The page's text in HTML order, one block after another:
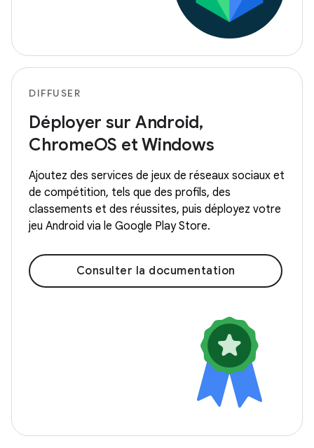
DIFFUSER
Déployer sur Android,
ChromeOS et Windows
Ajoutez des services de jeux de réseaux sociaux et
de compétition, tels que des profils, des
classements et des réussites, puis déployez votre
jeu Android via le Google Play Store.
Consulter la documentation